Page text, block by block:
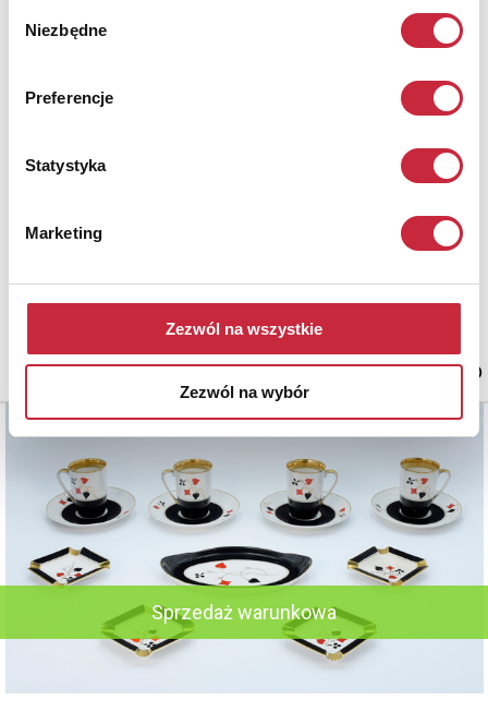
zgody
Niezbędne
Preferencje
Statystyka
Marketing
Zezwól na wszystkie
Zezwól na wybór
CHODZIEŻ - Zakłady Porcelany i Porcelitu
porcelana, porcelana, farba naszkliwna żółta i złocenia - druk;
Sprzedaż warunkowa